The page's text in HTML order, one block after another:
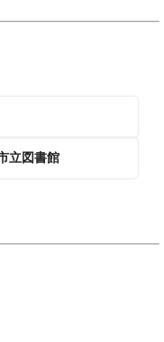
立図書館